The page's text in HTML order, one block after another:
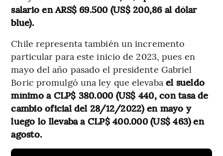
salario en ARS$ 69.500 (US$ 200,86 al dólar
blue).
Chile representa también un incremento
particular para este inicio de 2023, pues en
mayo del año pasado el presidente Gabriel
Boric promulgó una ley que elevabael sueldo
mínimo a CLP$ 380.000 (US$ 440, con tasa de
cambio oficial del 28/12/2022) en mayo y
luego lo llevaba a CLP$ 400.000 (US$ 463) en
agosto.